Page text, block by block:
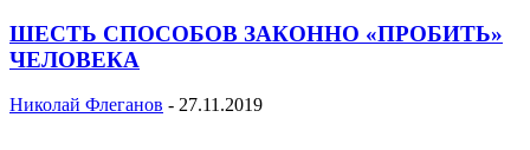
ШЕСТЬ СПОСОБОВ ЗАКОННО «ПРОБИТЬ»
ЧЕЛОВЕКА
Николай Флеганов - 27.11.2019